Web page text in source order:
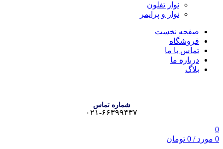
نوار تفلون
نوار و پرایمر
صفحه نخست
فروشگاه
تماس با ما
درباره ما
بلاگ
شماره تماس
۰۲۱-۶۶۳۹۹۴۳۷
0
0 مورد /
0 تومان